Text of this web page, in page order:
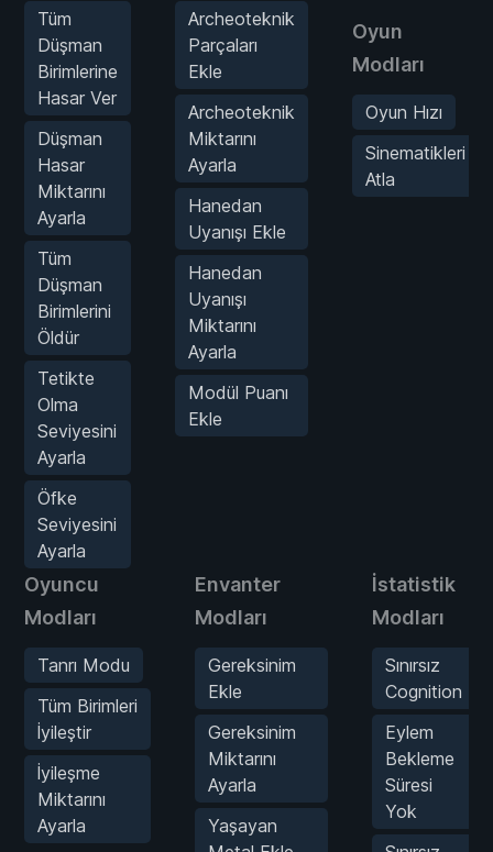
Tüm
Düşman
Birimlerine
Hasar Ver
Düşman
Hasar
Miktarını
Ayarla
Tüm
Düşman
Birimlerini
Öldür
Tetikte
Olma
Seviyesini
Ayarla
Öfke
Seviyesini
Ayarla
Archeoteknik
Parçaları
Ekle
Archeoteknik
Miktarını
Ayarla
Hanedan
Uyanışı Ekle
Hanedan
Uyanışı
Miktarını
Ayarla
Modül Puanı
Ekle
Oyun
Modları
Oyun Hızı
Sinematikleri
Atla
Oyuncu
Modları
Tanrı Modu
Tüm Birimleri
İyileştir
İyileşme
Miktarını
Ayarla
Envanter
Modları
Gereksinim
Ekle
Gereksinim
Miktarını
Ayarla
Yaşayan
İstatistik
Modları
Sınırsız
Cognition
Eylem
Bekleme
Süresi
Yok